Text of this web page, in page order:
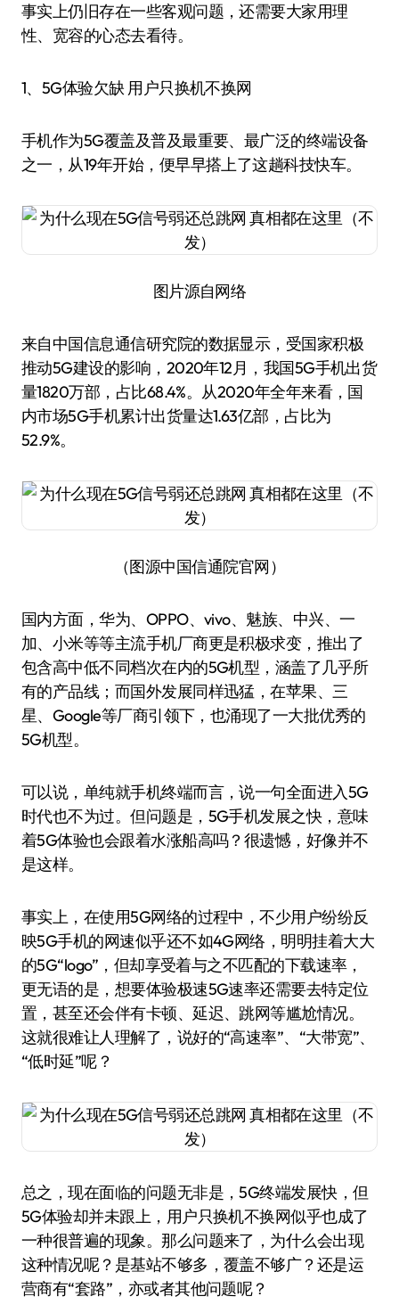
事实上仍旧存在一些客观问题，还需要大家用理
性、宽容的心态去看待。
1、5G体验欠缺 用户只换机不换网
手机作为5G覆盖及普及最重要、最广泛的终端设备
之一，从19年开始，便早早搭上了这趟科技快车。
图片源自网络
来自中国信息通信研究院的数据显示，受国家积极
推动5G建设的影响，2020年12月，我国5G手机出货
量1820万部，占比68.4%。从2020年全年来看，国
内市场5G手机累计出货量达1.63亿部，占比为
52.9%。
（图源中国信通院官网）
国内方面，华为、OPPO、vivo、魅族、中兴、一
加、小米等等主流手机厂商更是积极求变，推出了
包含高中低不同档次在内的5G机型，涵盖了几乎所
有的产品线；而国外发展同样迅猛，在苹果、三
星、Google等厂商引领下，也涌现了一大批优秀的
5G机型。
可以说，单纯就手机终端而言，说一句全面进入5G
时代也不为过。但问题是，5G手机发展之快，意味
着5G体验也会跟着水涨船高吗？很遗憾，好像并不
是这样。
事实上，在使用5G网络的过程中，不少用户纷纷反
映5G手机的网速似乎还不如4G网络，明明挂着大大
的5G“logo”，但却享受着与之不匹配的下载速率，
更无语的是，想要体验极速5G速率还需要去特定位
置，甚至还会伴有卡顿、延迟、跳网等尴尬情况。
这就很难让人理解了，说好的“高速率”、“大带宽”、
“低时延”呢？
总之，现在面临的问题无非是，5G终端发展快，但
5G体验却并未跟上，用户只换机不换网似乎也成了
一种很普遍的现象。那么问题来了，为什么会出现
这种情况呢？是基站不够多，覆盖不够广？还是运
营商有“套路”，亦或者其他问题呢？